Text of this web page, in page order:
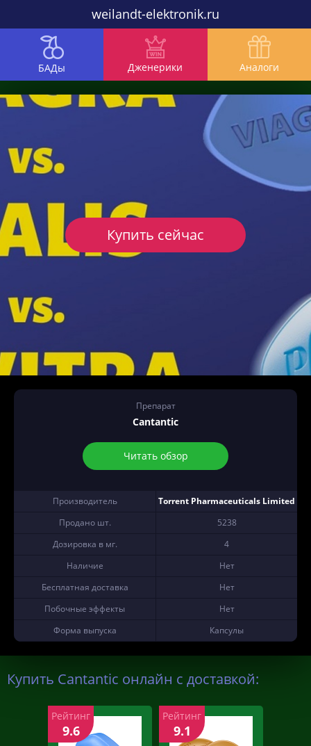
weilandt-elektronik.ru
БАДы Дженерики Аналоги
Препарат
Cantantic
Читать обзор
Производитель
Torrent Pharmaceuticals Limited
Продано шт.
5238
Дозировка в мг.
4
Наличие
Нет
Бесплатная доставка
Нет
Побочные эффекты
Нет
Форма выпуска
Капсулы
Купить сейчас
Купить Cantantic онлайн с доставкой:
Рейтинг
9.6
Рейтинг
9.1